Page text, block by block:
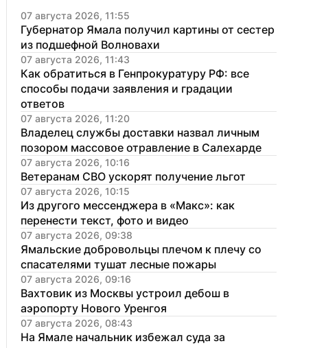
07 августа 2026, 11:55
Губернатор Ямала получил картины от сестер
из подшефной Волновахи
07 августа 2026, 11:43
Как обратиться в Генпрокуратуру РФ: все
способы подачи заявления и градации
ответов
07 августа 2026, 11:20
Владелец службы доставки назвал личным
позором массовое отравление в Салехарде
07 августа 2026, 10:16
Ветеранам СВО ускорят получение льгот
07 августа 2026, 10:15
Из другого мессенджера в «Макс»: как
перенести текст, фото и видео
07 августа 2026, 09:38
Ямальские добровольцы плечом к плечу со
спасателями тушат лесные пожары
07 августа 2026, 09:16
Вахтовик из Москвы устроил дебош в
аэропорту Нового Уренгоя
07 августа 2026, 08:43
На Ямале начальник избежал суда за